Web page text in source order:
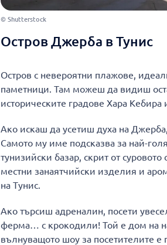
© Shutterstock
Остров Джерба в Тунис
Остров с невероятни плажове,
паметници. Там можеш да видиш
историческите градове Хара
Ако искаш да усетиш духа на
Самото му име подсказва за най-
тунизийски базар, скрит от
местни занаятчийски изделия и
на Тунис.
Ако търсиш адреналин, посети
ферма… с крокодили! Той е дом на
вълнуващото шоу за посетителите е